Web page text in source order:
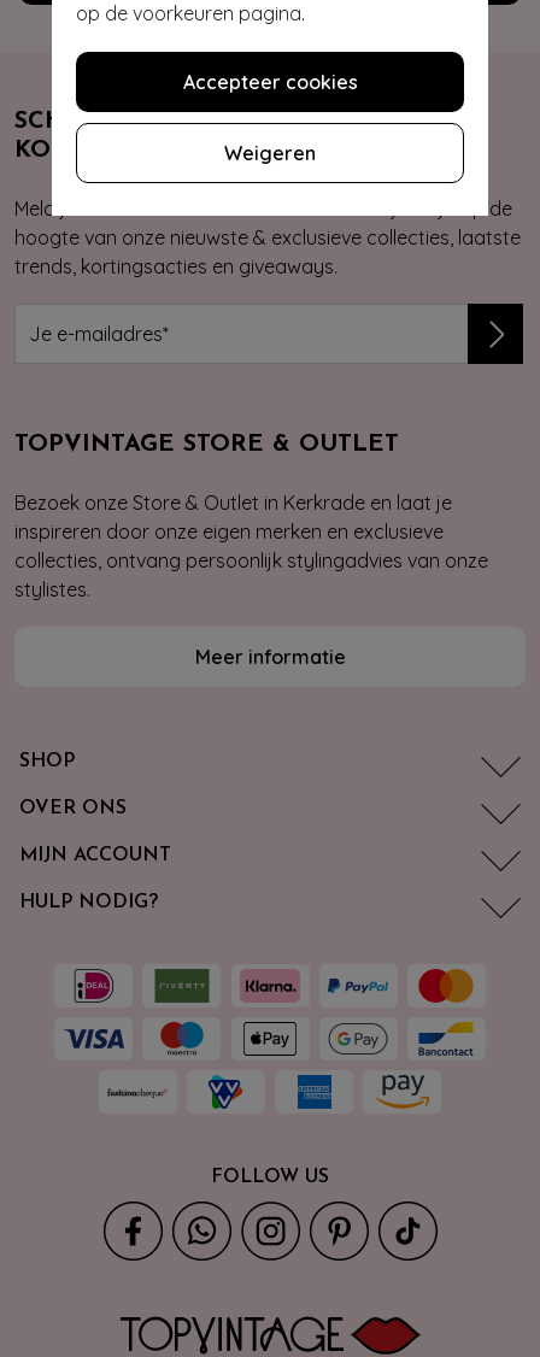
op de voorkeuren pagina.
Accepteer cookies
Weigeren
SCHRIJF JE NU IN & ONTVANG 10%
KORTING
Meld je aan voor onze nieuwsbrief. Zo ben je altijd op de
hoogte van onze nieuwste & exclusieve collecties, laatste
trends, kortingsacties en giveaways.
TOPVINTAGE STORE & OUTLET
Bezoek onze Store & Outlet in Kerkrade en laat je
inspireren door onze eigen merken en exclusieve
collecties, ontvang persoonlijk stylingadvies van onze
stylistes.
Meer informatie
SHOP
OVER ONS
MIJN ACCOUNT
HULP NODIG?
FOLLOW US